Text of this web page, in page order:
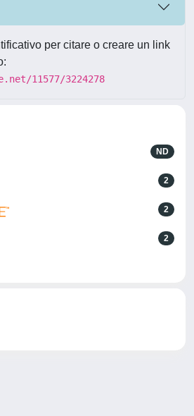
per citare o creare un link
11577/3224278
ND
2
2
2